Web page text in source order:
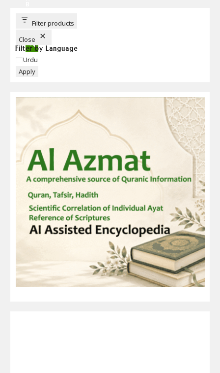
T
T
Filter products
Close
Filter by Language
Language
Urdu
Apply